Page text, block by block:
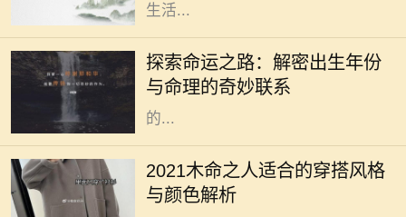
生活...
探索命运之路：解密出生年份
与命理的奇妙联系
在中国传统文化中，命理学一直扮演
着重要的角色。古人相信，一个人出
生的年份、月份、日期和时辰直接影
响着他们的命运。而其中，出生年份
的...
2021木命之人适合的穿搭风格
与颜色解析
2021年是农历辛丑年，对于木命的人
而言，这一年的穿搭选择直接影响着
他们的气场与运势。木命属于五行中
的一种，象征着生长、旺盛与活力，